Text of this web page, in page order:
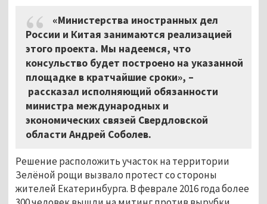
«Министерства иностранных дел
России и Китая занимаются реализацией
этого проекта. Мы надеемся, что
консульство будет построено на указанной
площадке в кратчайшие сроки», –
рассказал исполняющий обязанности
министра международных и
экономических связей Свердловской
области Андрей Соболев.
Решение расположить участок на территории
Зелёной рощи вызвало протест со стороны
жителей Екатеринбурга. В феврале 2016 года более